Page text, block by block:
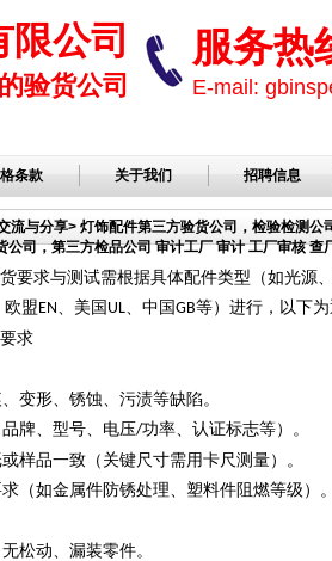
公司
验货公司
服务热
E-mail:
条款 关于我们 招聘信息
流与分享> 灯饰配件第三方验货公司，检验检测
公司，第三方检品公司 审计工厂 审计 工厂审核
，鞋子检品公司，验货服务
要求与测试需根据具体配件类型（如光源
欧盟EN、美国 UL、中国 GB等）进行，以下
求
变形、锈蚀、污渍等缺陷。
牌、型号、电压/功率、认证标志等）。
样品一致（关键尺寸需用卡尺测量）。
（如金属件防锈处理、塑料件阻燃等级）。
松动、漏装零件。